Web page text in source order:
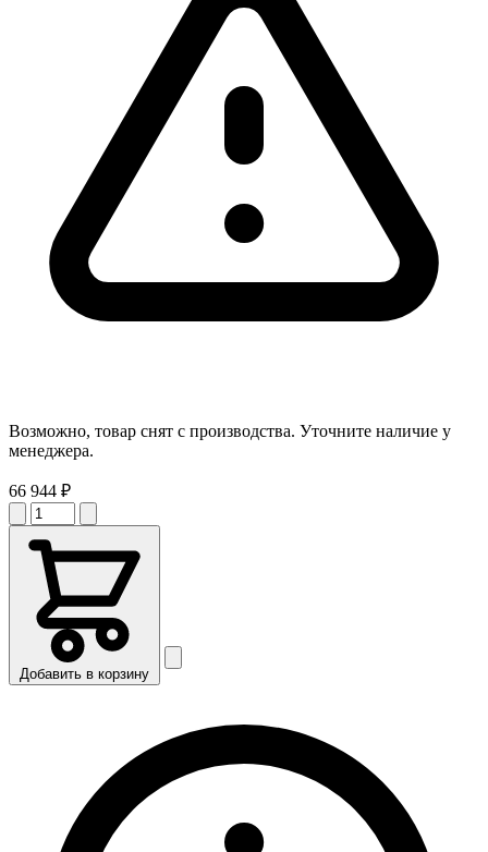
Возможно, товар снят с производства. Уточните наличие у
менеджера.
66 944 ₽
Добавить в корзину